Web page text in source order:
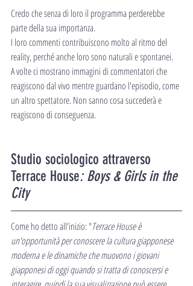
Credo che senza di loro il programma perderebbe
parte della sua importanza.
I loro commenti contribuiscono molto al ritmo del
reality, perché anche loro sono naturali e spontanei.
A volte ci mostrano immagini di commentatori che
reagiscono dal vivo mentre guardano l'episodio, come
un altro spettatore. Non sanno cosa succederà e
reagiscono di conseguenza.
Studio sociologico attraverso
Terrace House: Boys & Girls in the
City
Come ho detto all'inizio: "Terrace House è
un'opportunità per conoscere la cultura giapponese
moderna e le dinamiche che muovono i giovani
giapponesi di oggi quando si tratta di conoscersi e